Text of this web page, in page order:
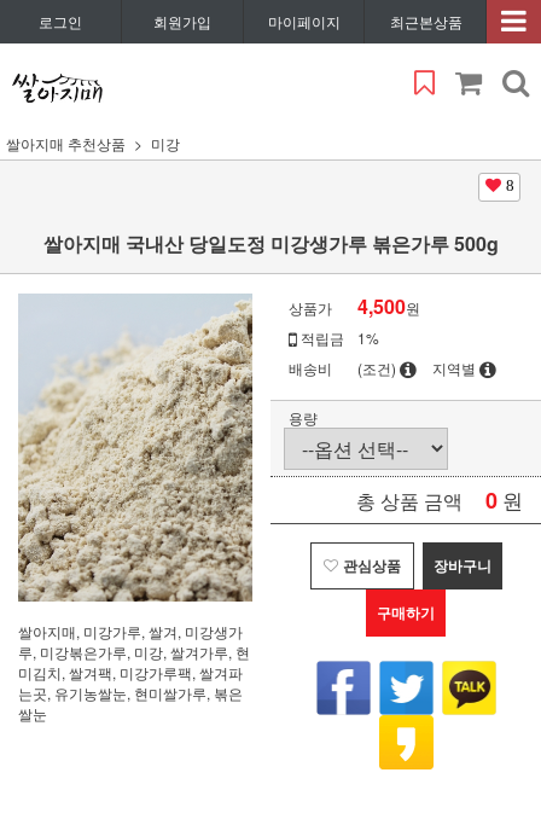
로그인 회원가입 마이페이지 최근본상품
쌀아지매 추천상품 미강
8
쌀아지매 국내산 당일도정 미강생가루 볶은가루 500g
쌀아지매, 미강가루, 쌀겨, 미강생가
루, 미강볶은가루, 미강, 쌀겨가루, 현
미김치, 쌀겨팩, 미강가루팩, 쌀겨파
는곳, 유기농쌀눈, 현미쌀가루, 볶은
쌀눈
상품가 4,500원
적립금
1%
배송비
(조건) 지역별
용량
총 상품 금액 0 원
관심상품 장바구니
구매하기